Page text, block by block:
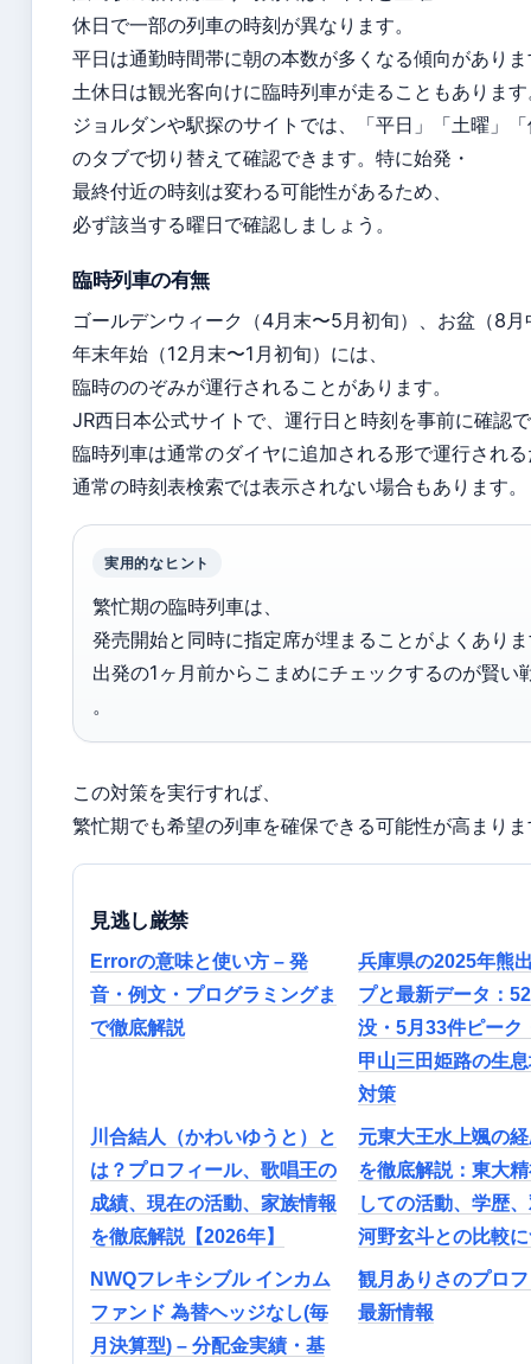
休日で一部の列車の時刻が異なります。
平日は通勤時間帯に朝の本数が多くなる傾向があり
土休日は観光客向けに臨時列車が走ることもありま
ジョルダンや駅探のサイトでは、「平日」「土曜」
のタブで切り替えて確認できます。特に始発・
最終付近の時刻は変わる可能性があるため、
必ず該当する曜日で確認しましょう。
臨時列車の有無
ゴールデンウィーク（4月末〜5月初旬）、お盆（8月
年末年始（12月末〜1月初旬）には、
臨時ののぞみが運行されることがあります。
JR西日本公式サイトで、運行日と時刻を事前に確認
臨時列車は通常のダイヤに追加される形で運行され
通常の時刻表検索では表示されない場合もあります。
実用的なヒント
繁忙期の臨時列車は、
発売開始と同時に指定席が埋まることがよくあり
出発の1ヶ月前からこまめにチェックするのが賢い
。
この対策を実行すれば、
繁忙期でも希望の列車を確保できる可能性が高まり
見逃し厳禁
Errorの意味と使い方 – 発
音・例文・プログラミングま
で徹底解説
兵庫県の2025年熊
プと最新データ：
没・5月33件ピーク
甲山三田姫路の生
対策
川合結人（かわいゆうと）と
は？プロフィール、歌唱王の
成績、現在の活動、家族情報
を徹底解説【2026年】
元東大王水上颯の
を徹底解説：東大
しての活動、学歴
河野玄斗との比較
NWQフレキシブル インカム
ファンド 為替ヘッジなし(毎
月決算型) – 分配金実績・基
観月ありさのプロ
最新情報